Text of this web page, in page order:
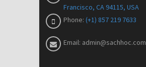
Francisco, CA 94115, USA
Phone: (+1) 857 219 7633
Email: admin@sachhoc.com